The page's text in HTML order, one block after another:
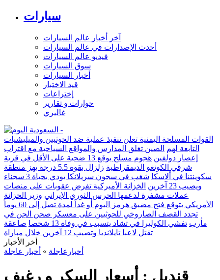
سيارات
آخر أخبار عالم السيارات
أحدث الإصدارات في عالم السيارات
فيديو عالم السيارات
سوق السيارات
أخبار السيارات
قيد الاختبار
إختراعات
حوارات و تقارير
غاليري
القوات المسلحة اليمنية تعلن تنفيذ عملية ضد الحوثيين والميليشيات
التابعة لهم
الصين تغلق المدارس والمواقع السياحية مع اقتراب
إعصار دولفين
هجوم مسلح يوقع 13 ضحية على الأقل في قرية
شرقي الكونغو الديمقراطية
زلزال بقوة 5.5 درجة يهز منطقة
سكوينتنا في ألاسكا
شغب في سجون سريلانكا يودي بحياة 3 سجناء
ويصيب 23 آخرين
الخزانة الأميركية تفرض عقوبات على منصات
عملات مشفرة لدعمها الحرس الثوري الإيراني وزير الخزانة
الأمريكي يتوقع فتح مضيق هرمز اليوم أو غداً لمدة تصل إلى 60 يوماً
تجدد القصف الصاروخي للحوثيين على معسكر صحن الجن في
مأرب تفشي الكوليرا في تشاد يتسبب في وفاة 13 شخصا
صاعقة
تقتل لاعبا تايلانديا وتصيب 12 آخرين خلال مباراة
أخر الأخبار
أخبارعاجلة » أخبار عاجلة